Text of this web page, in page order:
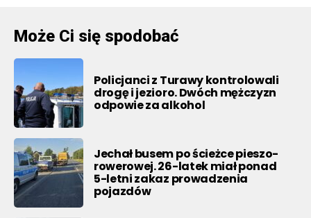
Może Ci się spodobać
Policjanci z Turawy kontrolowali
drogę i jezioro. Dwóch mężczyzn
odpowie za alkohol
Jechał busem po ścieżce pieszo-
rowerowej. 26-latek miał ponad
5-letni zakaz prowadzenia
pojazdów